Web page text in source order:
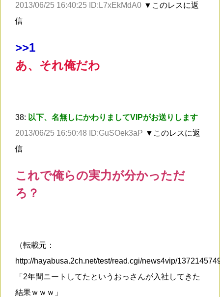
2013/06/25 16:40:25 ID:L7xEkMdA0 ▼このレスに返
信
>>1
あ、それ俺だわ
38: 以下、名無しにかわりましてVIPがお送りします
2013/06/25 16:50:48 ID:GuSOek3aP ▼このレスに返
信
これで俺らの実力が分かっただ
ろ？
（転載元：
http://hayabusa.2ch.net/test/read.cgi/news4vip/
「2年間ニートしてたというおっさんが入社してきた
結果ｗｗｗ」